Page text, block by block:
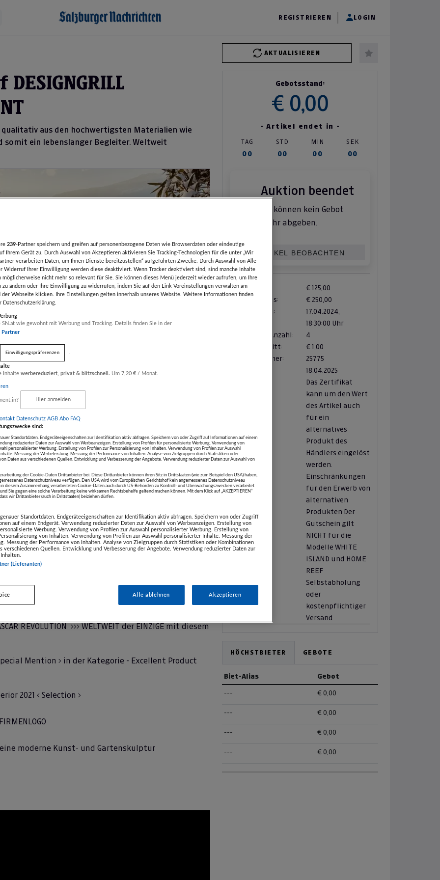
REGISTRIEREN LOGIN
AKTUALISIEREN
aus den hochwertigsten Materialien wie
ein lebenslanger Begleiter. Weltweit
Next
des Produktes
ISLAND und HOME REEF
!
in DESIGN and INNOVATION
Vulkanen des zirkumpazifischen Feuergürtels RING
qualitativ aus den hochwertigsten Materialien wie
ein lebenslanger Begleiter.
in Tirol.
REVOLUTION >>> WELTWEIT der EINZIGE mit diesem
Mention > in der Kategorie - Excellent Product
2021 < Selection >
moderne Kunst- und Gartenskulptur
Gebotsstand:
€ 0,00
- Artikel endet in -
TAG STD MIN SEK
00 00 00 00
Auktion beendet
Sie können kein Gebot
mehr abgeben.
ARTIKEL BEOBACHTEN
Zuschlag ab:
€ 125,00
Verkaufspreis:
€ 250,00
Zuschlag am:
17.04.2024,
18:30:00 Uhr
verfügbare Anzahl:
4
Mindestschritt:
€ 1,00
Artikelnummer:
25775
18.04.2025
Das Zertifikat
kann um den Wert
des Artikel auch
für ein
alternatives
Produkt des
Händlers eingelöst
werden.
Einschränkungen
für den Erwerb von
alternativen
Produkten: Der
Gutschein gilt
NICHT für die
Modelle WHITE
ISLAND und HOME
REEF
Selbstabholung
oder
kostenpflichtiger
Versand
HÖCHSTBIETER GEBOTE
Biet-Alias Gebot
--- € 0,00
--- € 0,00
--- € 0,00
--- € 0,00
239-Partner speichern und greifen auf personenbezogene Daten wie Browserdaten oder eindeutige
Ihrem Gerät zu. Durch Auswahl von Akzeptieren aktivieren Sie Tracking-Technologien für die unter „Wir
verarbeiten Daten, um Ihnen Dienste bereitzustellen“ aufgeführten Zwecke. Durch Auswahl von Alle
Widerruf Ihrer Einwilligung werden diese deaktiviert. Wenn Tracker deaktiviert sind, sind manche Inhalte
möglicherweise nicht mehr so relevant für Sie. Sie können dieses Menü jederzeit wieder aufrufen, um Ihre
zu ändern oder Ihre Einwilligung zu widerrufen, indem Sie auf den Link Voreinstellungen verwalten am
der Webseite klicken. Ihre Einstellungen gelten innerhalb unseres Website. Weitere Informationen finden
Datenschutzerklärung.
SN.at wie gewohnt mit Werbung und Tracking. Details finden Sie in der
Partner
Einwilligungspräferenzen
Inhalte werbereduziert, privat & blitzschnell. Um 7,20 € / Monat.
Hier anmelden
Datenschutz AGB Abo FAQ
sind:
Standortdaten. Endgeräteeigenschaften zur Identifikation aktiv abfragen. Speichern von oder Zugriff auf Informationen auf einem
reduzierter Daten zur Auswahl von Werbeanzeigen. Erstellung von Profilen für personalisierte Werbung. Verwendung von
personalisierter Werbung. Erstellung von Profilen zur Personalisierung von Inhalten. Verwendung von Profilen zur Auswahl
Messung der Werbeleistung. Messung der Performance von Inhalten. Analyse von Zielgruppen durch Statistiken oder
Daten aus verschiedenen Quellen. Entwicklung und Verbesserung der Angebote. Verwendung reduzierter Daten zur Auswahl von
der Cookie-Daten Drittanbieter bei. Diese Drittanbieter können ihren Sitz in Drittstaaten (wie zum Beispiel den USA) haben,
Datenschutzniveau verfügen. Den USA wird vom Europäischen Gerichtshof kein angemessenes Datenschutzniveau
diesem Zusammenhang verarbeiteten Cookie-Daten auch durch US-Behörden zu Kontroll- und Überwachungszwecken verarbeitet
Sie gegen eine solche Verarbeitung keine wirksamen Rechtsbehelfe geltend machen können. Mit dem Klick auf „AKZEPTIEREN“
wir Drittanbieter (auch in Drittstaaten) beiziehen dürfen.
Standortdaten. Endgeräteeigenschaften zur Identifikation aktiv abfragen. Speichern von oder Zugriff
auf einem Endgerät. Verwendung reduzierter Daten zur Auswahl von Werbeanzeigen. Erstellung von
Werbung. Verwendung von Profilen zur Auswahl personalisierter Werbung. Erstellung von
von Inhalten. Verwendung von Profilen zur Auswahl personalisierter Inhalte. Messung der
Messung der Performance von Inhalten. Analyse von Zielgruppen durch Statistiken oder Kombinationen
verschiedenen Quellen. Entwicklung und Verbesserung der Angebote. Verwendung reduzierter Daten zur
(Lieferanten)
Alle ablehnen Akzeptieren